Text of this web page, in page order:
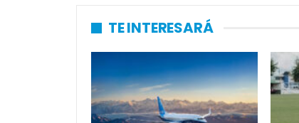
TE INTERESARÁ